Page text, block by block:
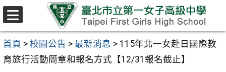
跳至主要內容區
首頁 > 校園公告 > 最新消息 > 115年北一女赴日國際教
育旅行活動簡章和報名方式【12/31報名截止】
選
單